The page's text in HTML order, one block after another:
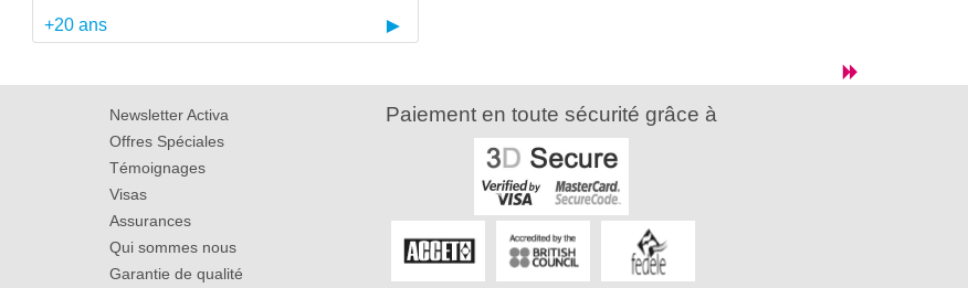
+20 ans
Newsletter Activa
Offres Spéciales
Témoignages
Visas
Assurances
Qui sommes nous
Garantie de qualité
Paiement en toute sécurité grâce à